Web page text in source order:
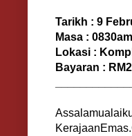
Tarikh : 9
Masa :
Lokasi :
Bayaran :